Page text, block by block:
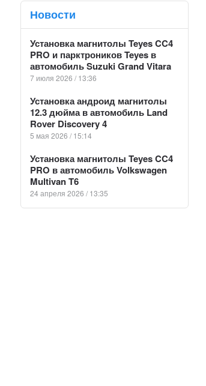
Новости
Установка магнитолы Teyes CC4
PRO и парктроников Teyes в
автомобиль Suzuki Grand Vitara
7 июля 2026 / 13:36
Установка андроид магнитолы
12.3 дюйма в автомобиль Land
Rover Discovery 4
5 мая 2026 / 15:14
Установка магнитолы Teyes CC4
PRO в автомобиль Volkswagen
Multivan T6
24 апреля 2026 / 13:35